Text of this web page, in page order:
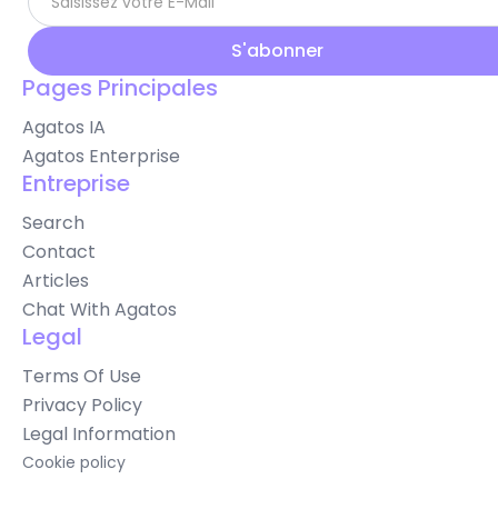
Pages Principales
Agatos IA
Agatos Enterprise
Entreprise
Search
Contact
Articles
Chat With Agatos
Legal
Terms Of Use
Privacy Policy
Legal Information
Cookie policy